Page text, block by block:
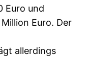
Euro und
Euro. Der
allerdings